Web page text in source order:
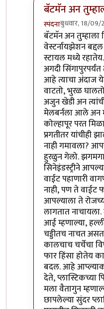
बॅटमॅन अन
स्पंदनाबुधवार, 18/09/
In reply to±१by
बॅटमॅन अन तुम्हाला
वेस्टर्नायझेशन
स्टायल मध्ये
अगदी
आहे त्याचा अंदाज
वाटतो, भुरळ
अजुन खेडी अन
मेलबर्नला आले अन
कोल्हापूर परत
प्रगतीतर यांचीही
नाही गमावला?
हुरळुन गेलो.
सिनेइंडस्ट्रीने
वाईट पहाणारी
नाही, पण ते वाईट
आपल्याला ते
लागतात
आई म्हणाल्या,
चड्डीतच नाचत
कालचाच चर्चेचा
फार हिंसा होतेय
बदल. आहे
देते, प्लास्टिकच्या
मला वैतागुन
छापलेल्या सुंदर